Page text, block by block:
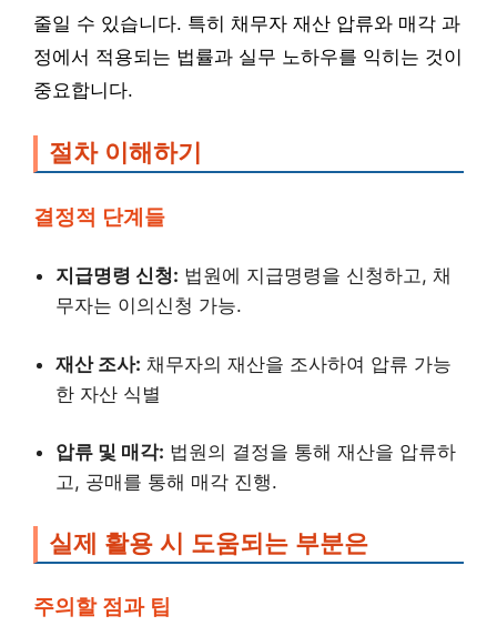
줄일 수 있습니다. 특히 채무자 재산 압류와 매각 과
정에서 적용되는 법률과 실무 노하우를 익히는 것이
중요합니다.
절차 이해하기
결정적 단계들
지급명령 신청: 법원에 지급명령을 신청하고, 채
무자는 이의신청 가능.
재산 조사: 채무자의 재산을 조사하여 압류 가능
한 자산 식별
압류 및 매각: 법원의 결정을 통해 재산을 압류하
고, 공매를 통해 매각 진행.
실제 활용 시 도움되는 부분은
주의할 점과 팁